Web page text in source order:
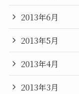
2013年6月
2013年5月
2013年4月
2013年3月